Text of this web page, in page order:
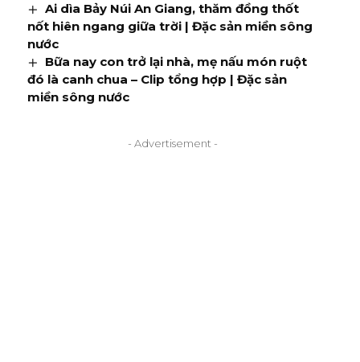
Ai dìa Bảy Núi An Giang, thăm đồng thốt
nốt hiên ngang giữa trời | Đặc sản miền sông
nước
Bữa nay con trở lại nhà, mẹ nấu món ruột
đó là canh chua – Clip tổng hợp | Đặc sản
miền sông nước
- Advertisement -